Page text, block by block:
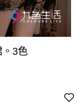
。3色